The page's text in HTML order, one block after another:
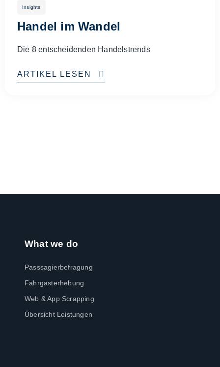
Insights
Handel im Wandel
Die 8 entscheidenden Handelstrends
ARTIKEL LESEN
What we do
Passsagierbefragung
Fahrgasterhebung
Web & App Scrapping
Übersicht Leistungen